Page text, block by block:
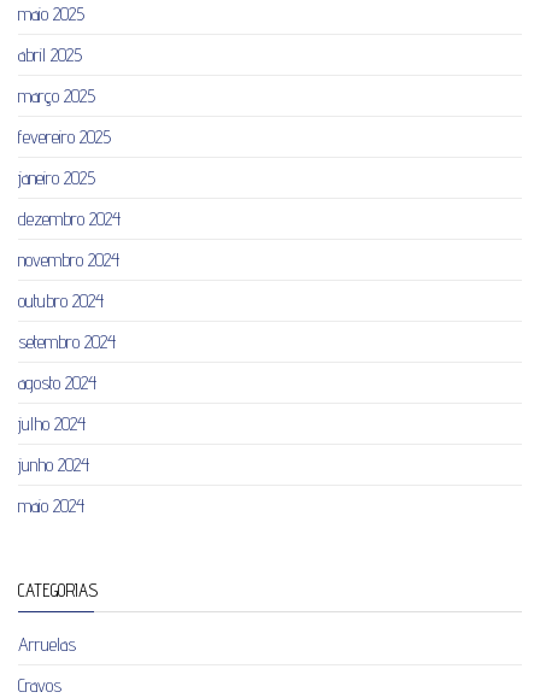
maio 2025
abril 2025
março 2025
fevereiro 2025
janeiro 2025
dezembro 2024
novembro 2024
outubro 2024
setembro 2024
agosto 2024
julho 2024
junho 2024
maio 2024
CATEGORIAS
Arruelas
Cravos